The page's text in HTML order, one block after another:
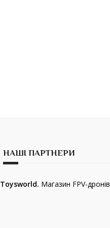
НАШІ ПАРТНЕРИ
Toysworld. Магазин FPV-дронів